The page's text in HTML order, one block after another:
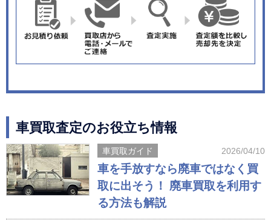
車買取査定のお役立ち情報
車買取ガイド 2026/04/10
車を手放すなら廃車ではなく買
取に出そう！ 廃車買取を利用す
る方法も解説